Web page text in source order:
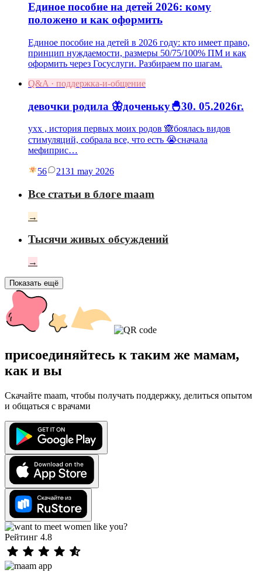
Единое пособие на детей 2026: кому
положено и как оформить
Единое пособие на детей в 2026 году: кто имеет право,
принцип нуждаемости, размеры 50/75/100% ПМ и как
оформить через Госуслуги. Разбираем по шагам.
Q&A · поддержка-и-общение
девочки родила 🦋доченьку🐣30. 05.2026г.
ухх , история первых моих родов 🙈боялась видов
стимуляций, собрала все, что есть 😭сначала
мефиприс…
56 2131 may 2026
Все статьи в блоге maam
→
Тысячи живых обсуждений
→
Показать ещё
присоединяйтесь к таким же мамам,
как и вы
Скачайте maam, чтобы получать поддержку, делиться опытом
и общаться с врачами
Рейтинг 4.8